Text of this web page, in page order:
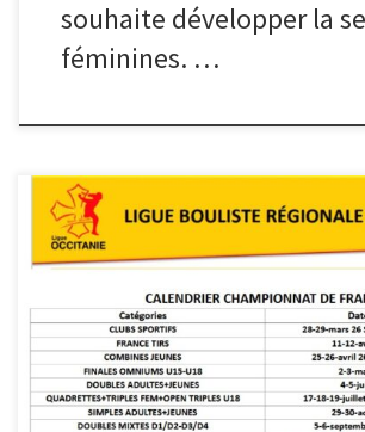
souhaite développer la
féminines. …